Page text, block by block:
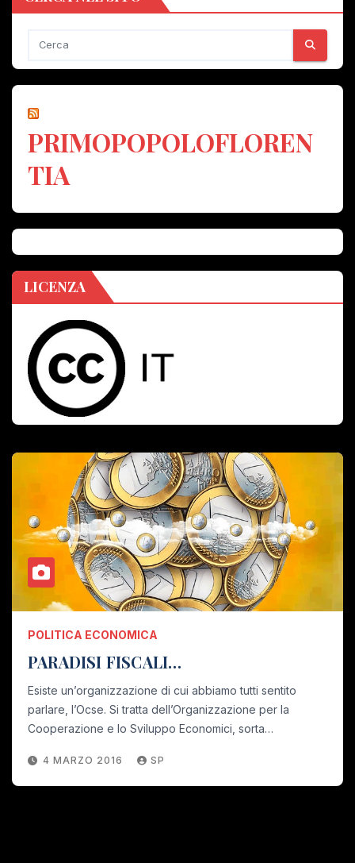
PRIMOPOPOLOFLOREN
TIA
LICENZA
POLITICA ECONOMICA
PARADISI FISCALI…
Esiste un’organizzazione di cui abbiamo tutti sentito
parlare, l’Ocse. Si tratta dell’Organizzazione per la
Cooperazione e lo Sviluppo Economici, sorta…
4 MARZO 2016 SP